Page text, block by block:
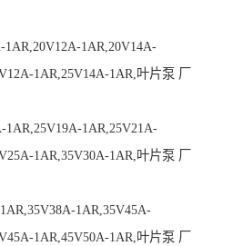
1AR,20V12A-1AR,20V14A-
1AR,25V14A-1AR,叶片泵 厂
1AR,25V19A-1AR,25V21A-
1AR,35V30A-1AR,叶片泵 厂
1AR,35V45A-
1AR,45V50A-1AR,叶片泵 厂